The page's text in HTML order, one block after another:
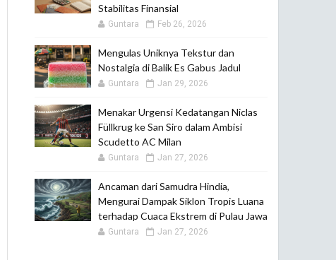
Stabilitas Finansial
Guntara Feb 26, 2026
Mengulas Uniknya Tekstur dan
Nostalgia di Balik Es Gabus Jadul
Guntara Jan 29, 2026
Menakar Urgensi Kedatangan Niclas
Füllkrug ke San Siro dalam Ambisi
Scudetto AC Milan
Guntara Jan 27, 2026
Ancaman dari Samudra Hindia,
Mengurai Dampak Siklon Tropis Luana
terhadap Cuaca Ekstrem di Pulau Jawa
Guntara Jan 27, 2026